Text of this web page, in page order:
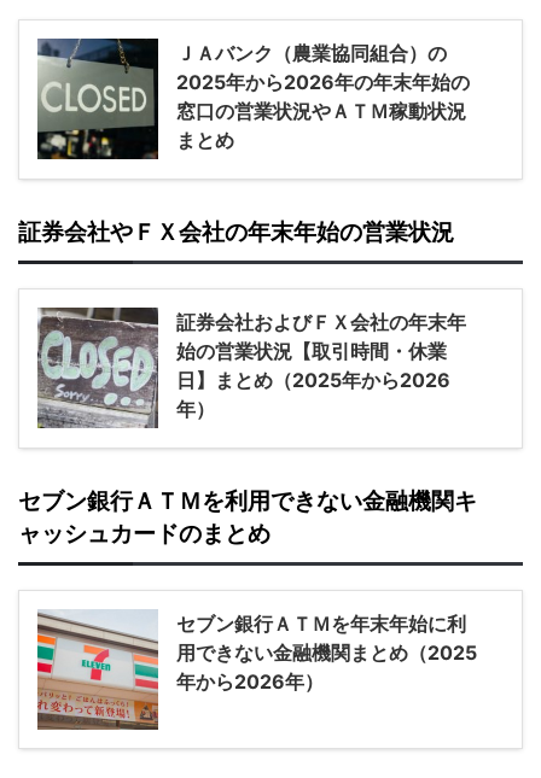
ＪＡバンク（農業協同組合）の
2025年から2026年の年末年始の
窓口の営業状況やＡＴＭ稼動状況
まとめ
証券会社やＦＸ会社の年末年始の営業状況
証券会社およびＦＸ会社の年末年
始の営業状況【取引時間・休業
日】まとめ（2025年から2026
年）
セブン銀行ＡＴＭを利用できない金融機関キ
ャッシュカードのまとめ
セブン銀行ＡＴＭを年末年始に利
用できない金融機関まとめ（2025
年から2026年）